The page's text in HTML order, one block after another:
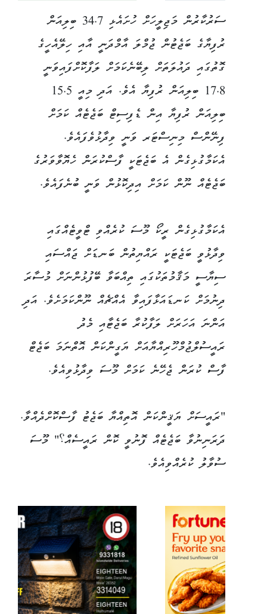
ސަރުކާރުން މަޖިލީހަށް ހުށައެޅި 34.7 ބިލިއަން
ރުފިޔާގެ ބަޖެޓުން ޖުމްލަ އާމްދަނީ އާއި ހިލޭއެހީގެ
ގޮތުގައި ދައުލަތަށް ލިބޭނެކަމަށް ލަފާކޮށްފައިވަނީ
17.8 ބިލިއަން ރުފިޔާ އެވެ. އަދި މިއީ 15.5
ބިލިއަން ރުފިޔާ އިން ޑެފިސިޓް ބަޖެޓެއް ކަމަށް
ފިނޭންސް މިނިސްޓަރ ވަނީ ވިދާޅުވެފައެވެ.
އެކަމާގުޅިގެން އެ ބަޖެޓަކީ ފާސްކުރަން ހެޔޮވާވަރުގެ
ބަޖެޓެއް ނޫން ކަމަށް އިދިކޮޅުން ވަނީ ބުނެފައެވެ.
އެކަމާގުޅިގެން ރީކޯ މޫސަ ކުރެއްވި ޓްވީޓެއްގައި
ވިދާޅުވީ ބަޖެޓަކީ ރައްޔިތުން ބަނޑަށް ޖައްސައި
ސިޔާސީ މަޤާމުތަކުގައި ތިއްބަވާ ބޭފުޅުންނަށް މުސާރަ
ދިނުމަށް ކަނޑައަޅާފައިވާ އެއްޗެއް ނޫންކަމަށެވެ. އަދި
އަންނަ އަހަރަށް ލަފާކުރާ ބަޖެޓާއި މެދު
ރައީސުލްޖުމްހޫރިއްޔާއަށް ޔަގީންކަން އޮތްނަމަ ބަޖެޓް
ފާސް ކުރަން ޖެހޭނެ ކަމަށް މޫސަ ވިދާޅުވިއެވެ.
"ރައީސަށް ޔަޤީންކަން އޮތިއްޔާ ބަޖެޓު ފާސްކޮށްދެއްވާ.
ދަރަނިނުވާ ބަޖެޓެއް ފޮނުވީ ކޮން ރައީސެއް؟" މޫސަ
ސުވާލު ކުރެއްވިއެވެ.